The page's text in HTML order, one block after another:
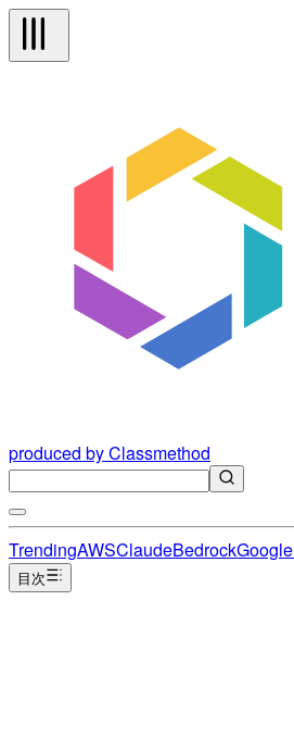
produced by Classmethod
TrendingAWSClaudeBedrock
目次